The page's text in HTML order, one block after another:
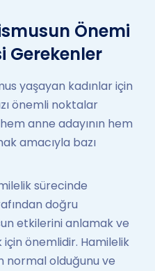
Önemi
Gerekenler
yaşayan kadınlar için
önemli noktalar
anne adayının hem
amacıyla bazı
sürecinde
doğru
etkilerini anlamak ve
önemlidir. Hamilelik
normal olduğunu ve